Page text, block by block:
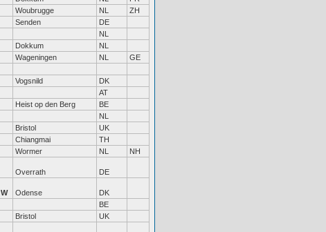
Woubrugge NL
ZH
Senden
DE
NL
Dokkum
NL
Wageningen NL
GE
Vogsnild
DK
AT
Heist op den Berg
BE
NL
Bristol
UK
Chiangmai
TH
Wormer NL NH
Overrath DE
W Odense
DK
BE
Bristol UK